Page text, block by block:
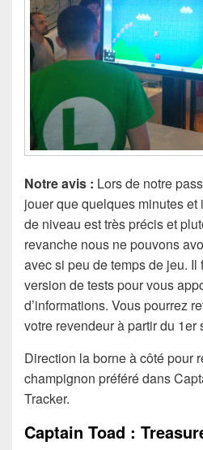
Notre avis : Lors de notre
jouer que quelques minutes et
de niveau est très précis et
revanche nous ne pouvons
avec si peu de temps de jeu. Il
version de tests pour vous
d’informations. Vous pourrez
votre revendeur à partir du 1er
Direction la borne à côté pour
champignon préféré dans
Tracker.
Captain Toad :